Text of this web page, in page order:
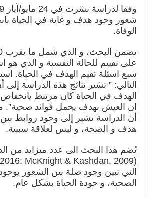
شعور وجود هدف و غاية في الحياة
الوفاة.
على تقييم للحالة النفسية و الذي هو
سبع اسئلة تقيم الهدف في الحياة.
التالي: ” تشير نتائج هذه الدراسة إلى
الهدف في الحياة كان مرتبط
ان العيش بهدف يحمل فوائد صحية”.
أن الدراسة تشير إلى وجود روابط
هدف و الصحة، و ليس لعلاقة سببية.
يُضم هذا البحث الى عدد متزايد من
التي تبين وجود صلة بين الشعور
الصحية، و جودة الحياة بشكل عام.